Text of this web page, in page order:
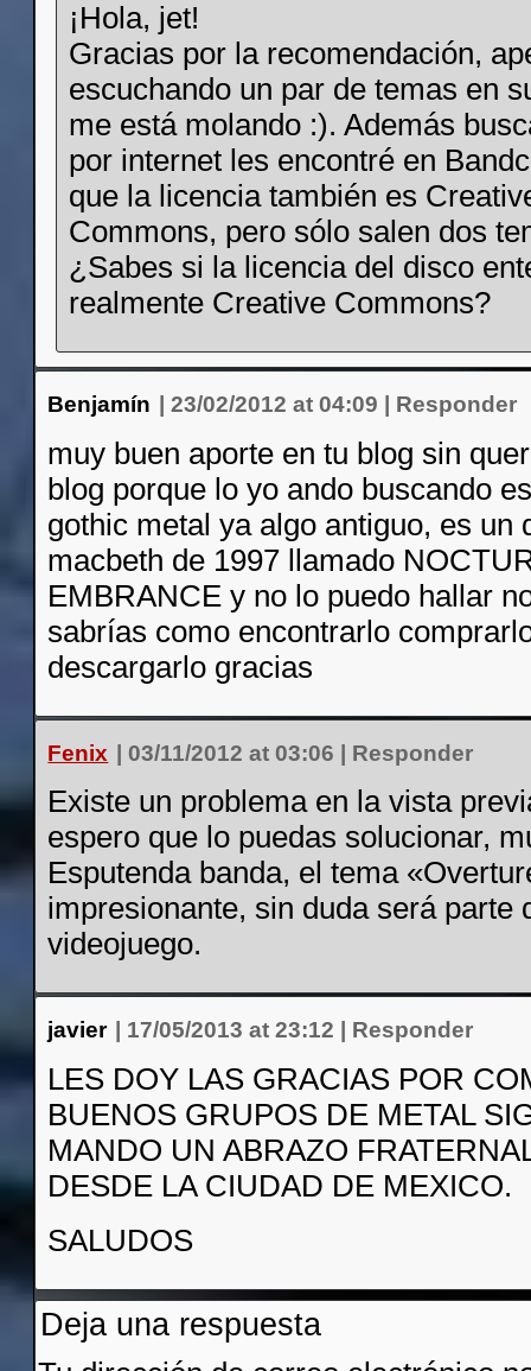
¡Hola, jet!
Gracias por la recomendación,
escuchando un par de temas en
me está molando :). Además
por internet les encontré en
que la licencia también es
Commons, pero sólo salen dos
¿Sabes si la licencia del disco
realmente Creative Commons?
Benjamín |23/02/2012 at 04:09 Responder
muy buen aporte en tu blog sin
blog porque lo yo ando buscando
gothic metal ya algo antiguo, es un
macbeth de 1997 llamado
EMBRANCE y no lo puedo hallar
sabrías como encontrarlo
descargarlo gracias
Fenix |03/11/2012 at 03:06 Responder
Existe un problema en la vista
espero que lo puedas solucionar,
Esputenda banda, el tema
impresionante, sin duda será parte
videojuego.
javier 17/05/2013 at 23:12 Responder
LES DOY LAS GRACIAS POR
BUENOS GRUPOS DE METAL
MANDO UN ABRAZO
DESDE LA CIUDAD DE MEXICO.
SALUDOS
Deja una respuesta